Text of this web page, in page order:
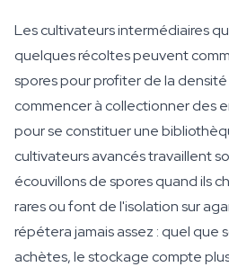
Les cultivateurs intermédiaires
quelques récoltes peuvent
spores pour profiter de la
commencer à collectionner des
pour se constituer une
cultivateurs avancés travaillent
écouvillons de spores quand ils
rares ou font de l'isolation sur
répétera jamais assez : quel que
achètes, le stockage compte